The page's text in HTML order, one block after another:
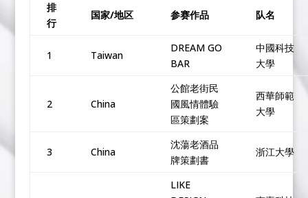
排
行
国家/地区 参赛作品 队名
1 Taiwan
DREAM GO
BAR
中國科技
大學
2 China
公館老街民
國風情體驗
區策劃案
西華師範
大學
3 China
沈蕩老酒品
牌策劃書
浙江大學
LIKE